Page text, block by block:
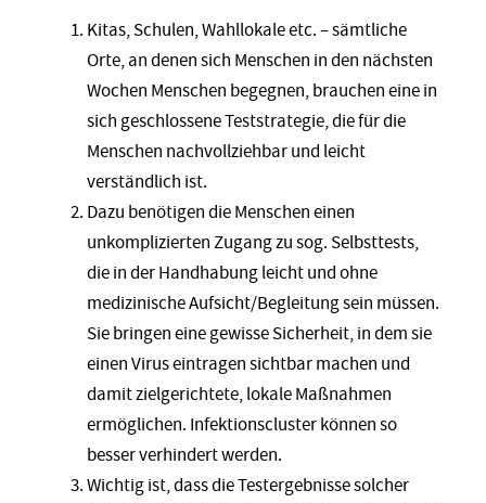
Kitas, Schulen, Wahllokale etc. – sämtliche
Orte, an denen sich Menschen in den nächsten
Wochen Menschen begegnen, brauchen eine in
sich geschlossene Teststrategie, die für die
Menschen nachvollziehbar und leicht
verständlich ist.
Dazu benötigen die Menschen einen
unkomplizierten Zugang zu sog. Selbsttests,
die in der Handhabung leicht und ohne
medizinische Aufsicht/Begleitung sein müssen.
Sie bringen eine gewisse Sicherheit, in dem sie
einen Virus eintragen sichtbar machen und
damit zielgerichtete, lokale Maßnahmen
ermöglichen. Infektionscluster können so
besser verhindert werden.
Wichtig ist, dass die Testergebnisse solcher